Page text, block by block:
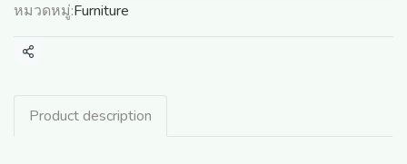
หมวดหมู่:Furniture
แชร์
Product description